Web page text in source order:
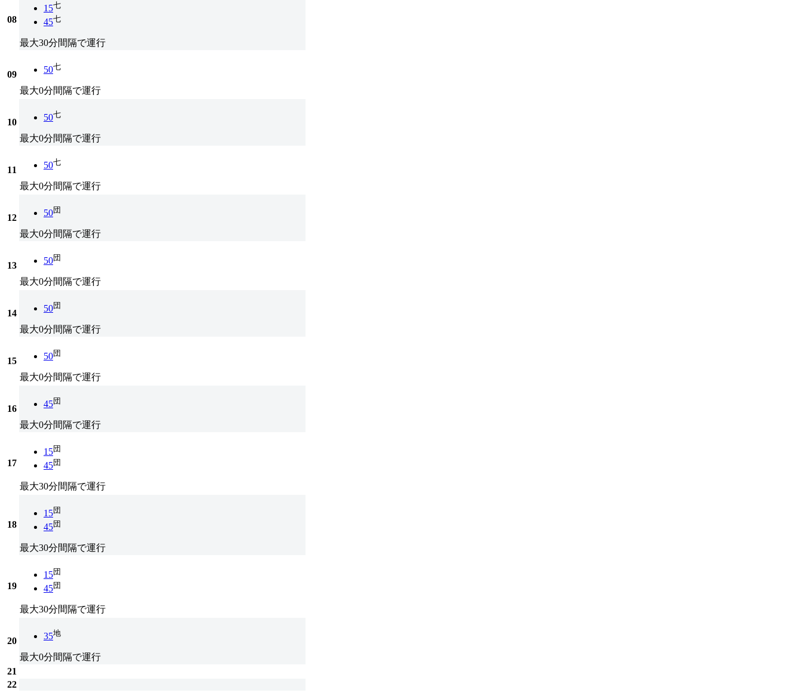
08
15七
45七
最大30分間隔で運行
09 50七
最大0分間隔で運行
10 50七
最大0分間隔で運行
11 50七
最大0分間隔で運行
12 50団
最大0分間隔で運行
13 50団
最大0分間隔で運行
14 50団
最大0分間隔で運行
15 50団
最大0分間隔で運行
16 45団
最大0分間隔で運行
17
15団
45団
最大30分間隔で運行
18
15団
45団
最大30分間隔で運行
19
15団
45団
最大30分間隔で運行
20 35地
最大0分間隔で運行
21
22